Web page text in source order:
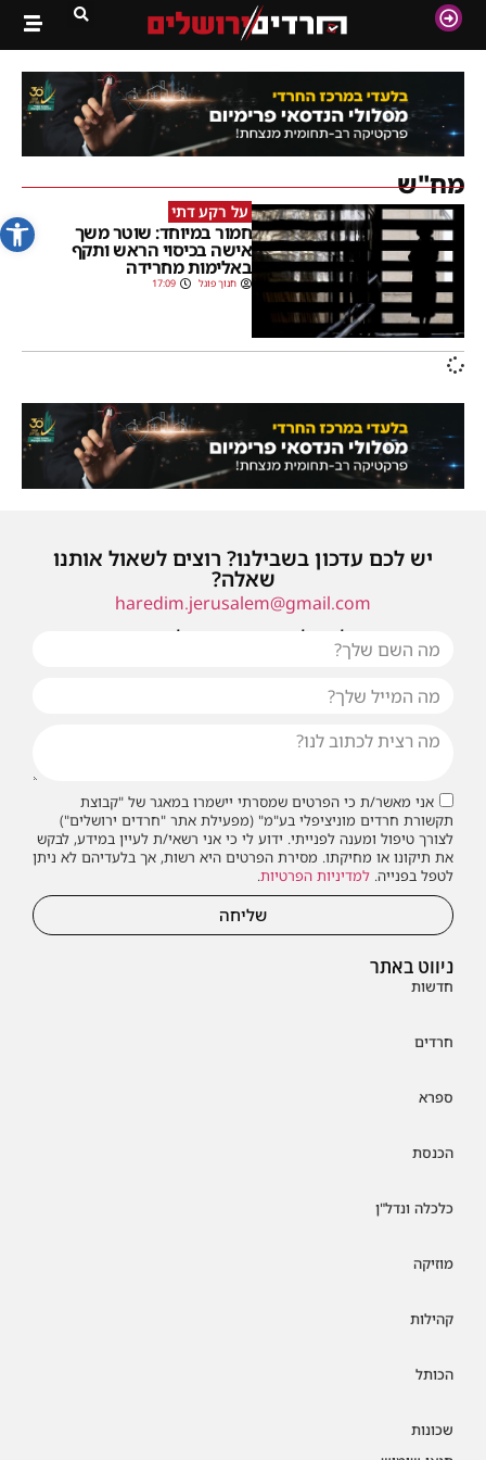
פתח
מח"ש
על רקע דתי
חמור במיוחד: שוטר משך
אישה בכיסוי הראש ותקף
באלימות מחרידה
חנוך פוגל 17:09
ניווט באתר
חדשות
חרדים
ספרא
הכנסת
כלכלה ונדל"ן
מוזיקה
קהילות
הכותל
שכונות
יש לכם עדכון בשבילנו? רוצים לשאול אותנו
שאלה?
haredim.jerusalem@gmail.com
או שילחו אלינו פנייה ונחזור אליכם בהקדם
אני מאשר/ת כי הפרטים שמסרתי יישמרו במאגר של "קבוצת
תקשורת חרדים מוניציפלי בע"מ" (מפעילת אתר "חרדים ירושלים")
לצורך טיפול ומענה לפנייתי. ידוע לי כי אני רשאי/ת לעיין במידע, לבקש
את תיקונו או מחיקתו. מסירת הפרטים היא רשות, אך בלעדיהם לא ניתן
לטפל בפנייה. למדיניות הפרטיות.
שליחה